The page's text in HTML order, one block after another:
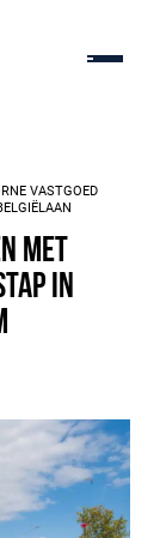
VASTGOED
met
in